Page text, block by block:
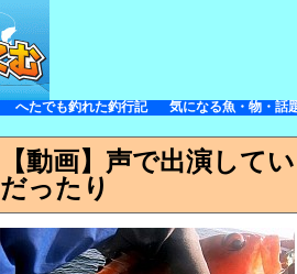
へたでも釣れた釣行記 気になる魚・物・話
【動画】声で出演して
だったり